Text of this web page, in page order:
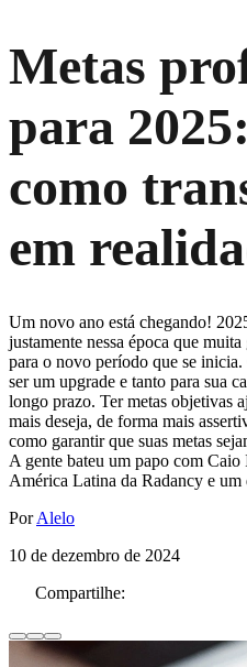
Metas
para
como
em
Um novo ano está chegando!
justamente nessa época que
para o novo período que se
ser um upgrade e tanto para sua
longo prazo. Ter metas objetivas
mais deseja, de forma mais
como garantir que suas metas
A gente bateu um papo com
América Latina da Radancy e
PorAlelo
10 de dezembro de 2024
Compartilhe: